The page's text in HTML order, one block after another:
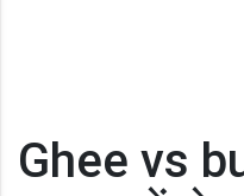
Ghee vs